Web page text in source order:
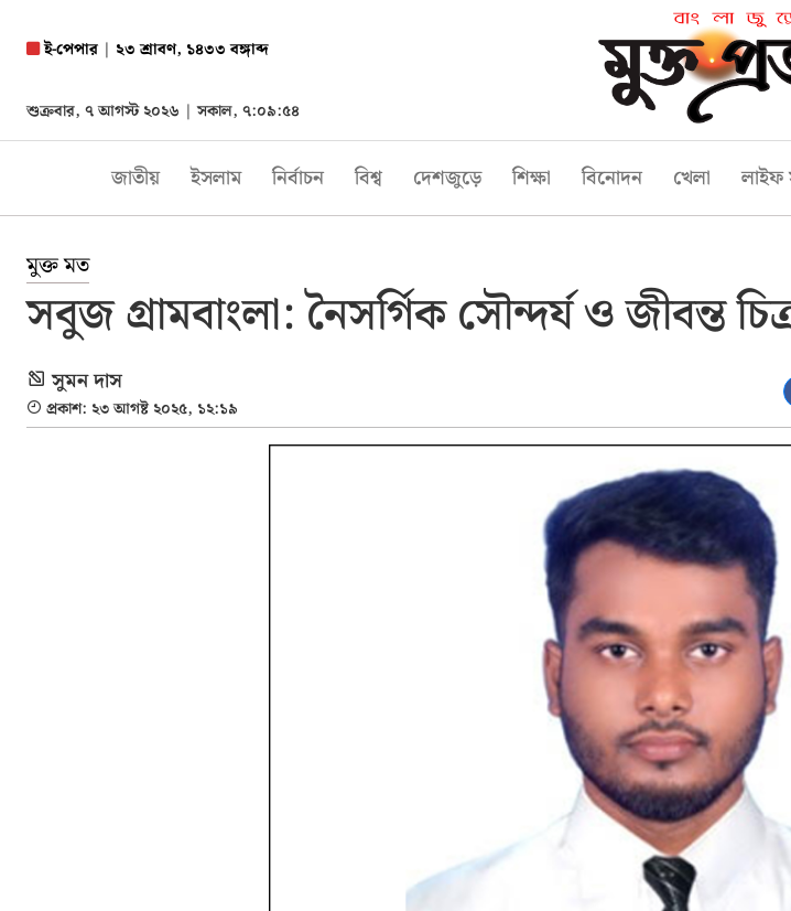
ই-পেপার| ২৩ শ্রাবণ, ১৪৩৩ বঙ্গাব্দ
শুক্রবার, ৭ আগস্ট ২০২৬ |সকাল, ৭:০৯:৫৫
জাতীয় ইসলাম নির্বাচন বিশ্ব দেশজুড়ে শিক্ষা বিনোদন খেলা লাইফ
মুক্ত মত
সবুজ গ্রামবাংলা: নৈসর্গিক সৌন্দর্য ও জীবন্ত
সুমন দাস
প্রকাশ: ২৩ আগষ্ট ২০২৫, ১২:১৯